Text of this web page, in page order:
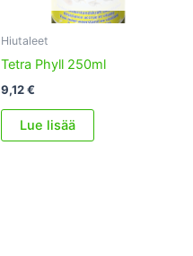
Hiutaleet
Tetra Phyll 250ml
9,12€
Lue lisää